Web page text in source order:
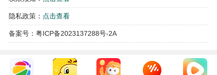
隐私政策： 点击查看
备案号：粤ICP备2023137288号-2A